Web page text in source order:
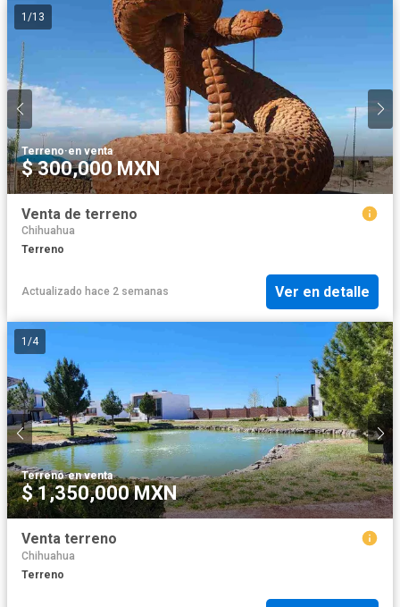
1 /13
Terreno·en venta
$ 300,000 MXN
Venta de terreno
Chihuahua
Terreno
Actualizado hace 2 semanas Ver en detalle
1 /4
Terreno·en venta
$ 1,350,000 MXN
Venta terreno
Chihuahua
Terreno